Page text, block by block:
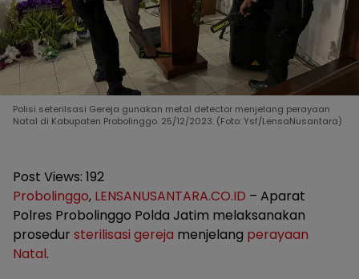
Polisi seterilsasi Gereja gunakan metal detector menjelang perayaan
Natal di Kabupaten Probolinggo. 25/12/2023. (Foto: Ysf/LensaNusantara)
Post Views: 192
Probolinggo, LENSANUSANTARA.CO.ID – Aparat
Polres Probolinggo Polda Jatim melaksanakan
prosedur sterilisasi gereja menjelang perayaan
Natal.